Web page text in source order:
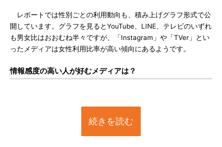
レポートでは性別ごとの利用動向も、積み上げグラフ形式で公
開しています。グラフを見るとYouTube、LINE、テレビのいずれ
も男女比はおおむね半々ですが、「Instagram」や「TVer」とい
ったメディアは女性利用比率が高い傾向にあるようです。
情報感度の高い人が好むメディアは？
続きを読む